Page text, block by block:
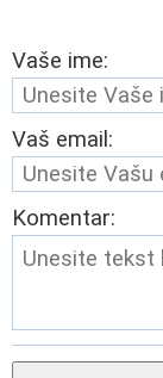
Vaše ime:
Vaš email:
Komentar: